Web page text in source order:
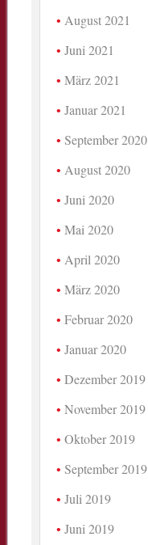
August 2021
Juni 2021
März 2021
Januar 2021
September 2020
August 2020
Juni 2020
Mai 2020
April 2020
März 2020
Februar 2020
Januar 2020
Dezember 2019
November 2019
Oktober 2019
September 2019
Juli 2019
Juni 2019